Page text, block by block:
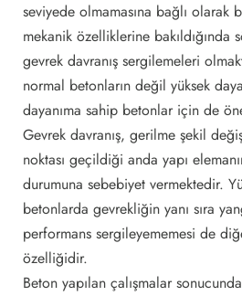
seviyede olmamasına bağlı olarak
mekanik özelliklerine bakıldığında
gevrek davranış sergilemeleri
normal betonların değil yüksek
dayanıma sahip betonlar için de
Gevrek davranış, gerilme şekil
noktası geçildiği anda yapı
durumuna sebebiyet vermektedir.
betonlarda gevrekliğin yanı sıra
performans sergileyememesi de
özelliğidir.
Beton yapılan çalışmalar